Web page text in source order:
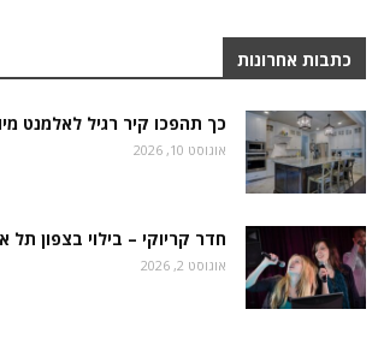
כתבות אחרונות
כך תהפכו קיר רגיל לאלמנט
אוגוסט 10, 2026
חדר קריוקי – בילוי בצפון תל
אוגוסט 2, 2026